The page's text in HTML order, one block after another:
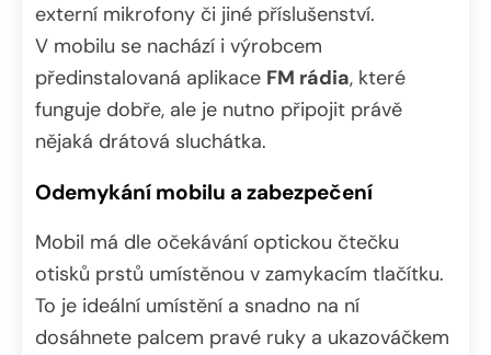
externí mikrofony či jiné příslušenství.
V mobilu se nachází i výrobcem
předinstalovaná aplikace FM rádia, které
funguje dobře, ale je nutno připojit právě
nějaká drátová sluchátka.
Odemykání mobilu a zabezpečení
Mobil má dle očekávání optickou čtečku
otisků prstů umístěnou v zamykacím tlačítku.
To je ideální umístění a snadno na ní
dosáhnete palcem pravé ruky a ukazováčkem